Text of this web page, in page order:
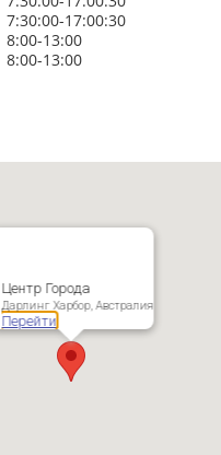
7:30:00-17:00:30
8:00-13:00
8:00-13:00
Центр Города
Дарлинг Харбор, Австралия
Перейти